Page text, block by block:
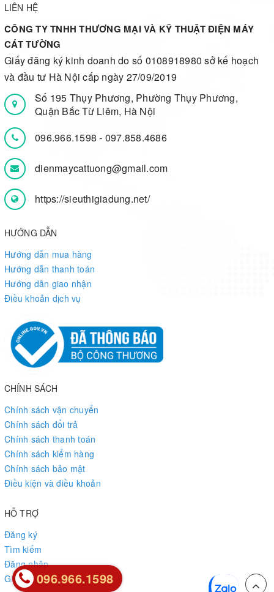
LIÊN HỆ
CÔNG TY TNHH THƯƠNG MẠI VÀ KỸ THUẬT ĐIỆN MÁY
CÁT TƯỜNG
Giấy đăng ký kinh doanh do số 0108918980 sở kế hoạch
và đầu tư Hà Nội cấp ngày 27/09/2019
Số 195 Thụy Phương, Phường Thụy Phương,
Quận Bắc Từ Liêm, Hà Nội
096.966.1598- 097.858.4686
dienmaycattuong@gmail.com
https://sieuthigiadung.net/
HƯỚNG DẪN
Hướng dẫn mua hàng
Hướng dẫn thanh toán
Hướng dẫn giao nhận
Điều khoản dịch vụ
CHÍNH SÁCH
Chính sách vận chuyển
Chính sách đổi trả
Chính sách thanh toán
Chính sách kiểm hàng
Chính sách bảo mật
Điều kiện và điều khoản
HỖ TRỢ
Đăng ký
Tìm kiếm
Đăng nhập
Giỏ hàng096.966.1598
096.966.1598